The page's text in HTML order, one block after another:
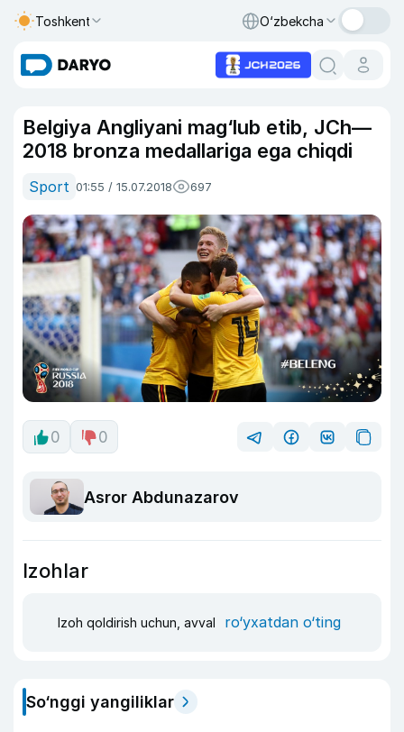
Toshkent O‘zbekcha
Belgiya Angliyani mag‘lub etib, JCh—
2018 bronza medallariga ega chiqdi
Sport 01:55 / 15.07.2018 697
0 0
Asror Abdunazarov
Izohlar
Izoh qoldirish uchun, avval ro‘yxatdan o‘ting
So‘nggi yangiliklar